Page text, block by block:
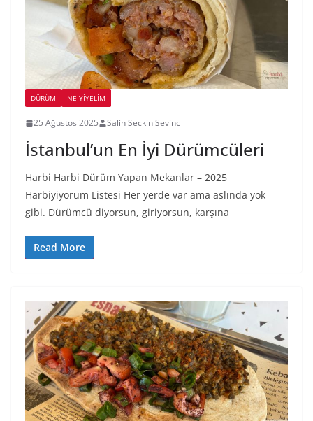
DÜRÜM NE YİYELİM
25 Ağustos 2025 Salih Seckin Sevinc
İstanbul’un En İyi Dürümcüleri
Harbi Harbi Dürüm Yapan Mekanlar – 2025
Harbiyiyorum Listesi Her yerde var ama aslında yok
gibi. Dürümcü diyorsun, giriyorsun, karşına
Read More